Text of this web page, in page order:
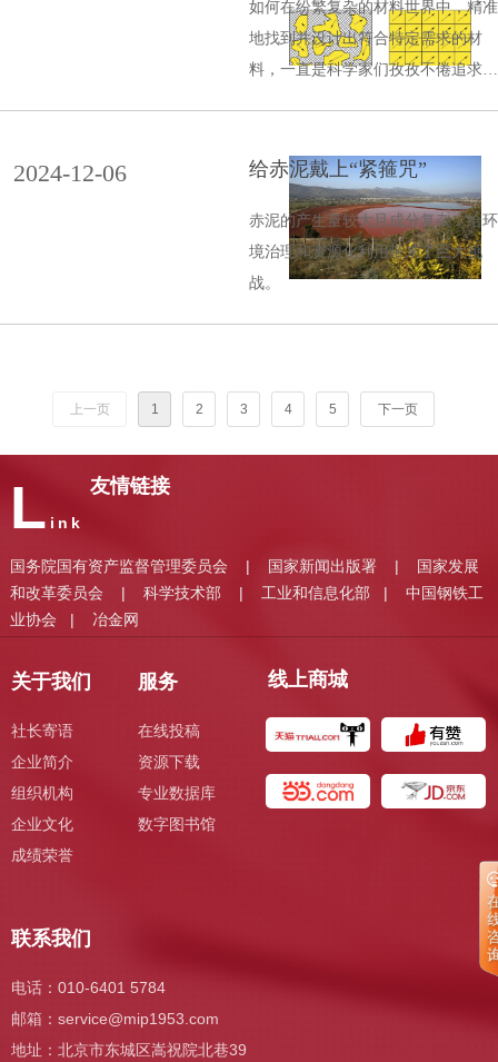
计
如何在纷繁复杂的材料世界中，精准
地找到并设计出符合特定需求的材
料，一直是科学家们孜孜不倦追求的
给赤泥戴上“紧箍咒”
赤泥的产生量较大且成分复杂，给环
境治理和资源化利用带来了巨大挑
战。
2024-12-06
上一页 1 2 3 4 5 下一页
关于我们
社长寄语
企业简介
组织机构
企业文化
成绩荣誉
服务
在线投稿
资源下载
专业数据库
数字图书馆
线上商城
联系我们
电话：010-6401 5784
邮箱： service@mip1953.com
地址：北京市东城区嵩祝院北巷39
国务院国有资产监督管理委员会 | 国家新闻出版署 | 国家发展
和改革委员会 | 科学技术部 | 工业和信息化部 | 中国钢铁工
业协会 | 冶金网
L ink
友情链接